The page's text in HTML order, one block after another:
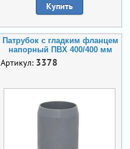
Купить
Патрубок с гладким фланцем
напорный ПВХ 400/400 мм
Артикул: 3378